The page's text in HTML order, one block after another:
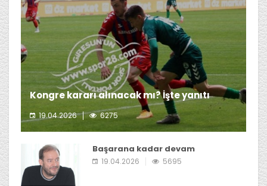
Kongre kararı alınacak mı? İşte yanıtı
19.04.2026 6275
Giresunspor Başkanı Emin Eltuğral'ın kongre kararı
Başarana kadar devam
19.04.2026 5695